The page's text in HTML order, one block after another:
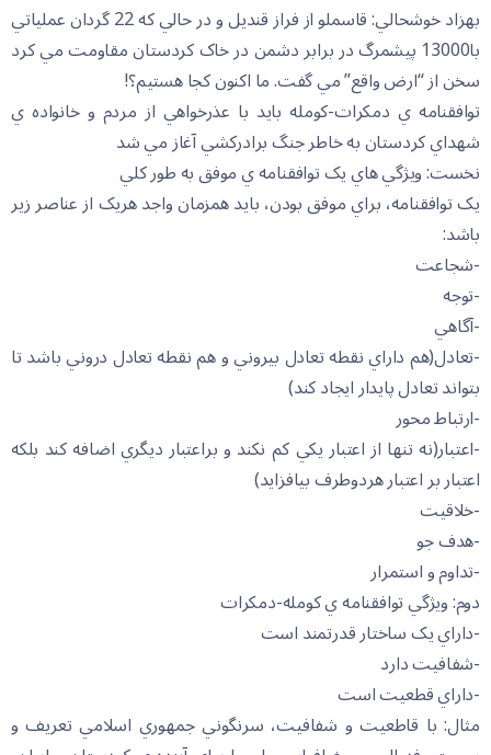
بهزاد خوشحالي: قاسملو از فراز قنديل و در حالي که 22 گردان عملياتي
با13000 پيشمرگ در برابر دشمن در خاک کردستان مقاومت مي کرد
سخن از “ارض واقع” مي گفت. ما اکنون کجا هستيم؟!
توافقنامه ي دمکرات-کومله بايد با عذرخواهي از مردم و خانواده ي
شهداي کردستان به خاطر جنگ برادرکشي آغاز مي شد
نخست: ويژگي هاي يک توافقنامه ي موفق به طور کلي
يک توافقنامه، براي موفق بودن، بايد همزمان واجد هريک از عناصر زير
باشد:
-شجاعت
-توجه
-آگاهي
-تعادل(هم داراي نقطه تعادل بيروني و هم نقطه تعادل دروني باشد تا
بتواند تعادل پايدار ايجاد کند)
-ارتباط محور
-اعتبار(نه تنها از اعتبار يکي کم نکند و براعتبار ديگري اضافه کند بلکه
اعتبار بر اعتبار هردوطرف بيافزايد)
-خلاقيت
-هدف جو
-تداوم و استمرار
دوم: ويژگي توافقنامه ي کومله-دمکرات
-داراي يک ساختار قدرتمند است
-شفافيت دارد
-داراي قطعيت است
مثال: با قاطعيت و شفافيت، سرنگوني جمهوري اسلامي تعريف و